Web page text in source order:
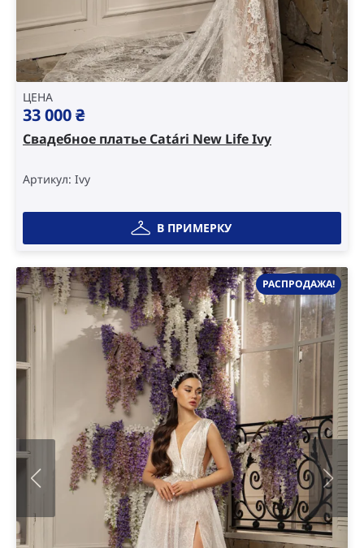
ЦЕНА
33 000₴
Свадебное платье Catári New Life Ivy
Артикул: Ivy
В ПРИМЕРКУ
РАСПРОДАЖА!